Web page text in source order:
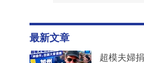
最新文章
超模夫婦